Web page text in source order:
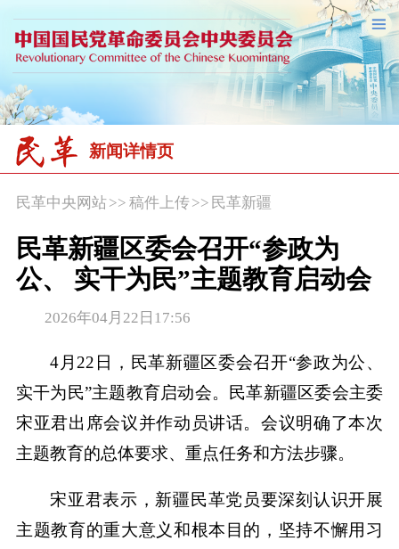
新闻详情页
民革中央网站>> 稿件上传 >> 民革新疆
民革新疆区委会召开“参政为
公、 实干为民”主题教育启动会
2026年04月22日17:56
4月22日，民革新疆区委会召开“参政为公、
实干为民”主题教育启动会。民革新疆区委会主委
宋亚君出席会议并作动员讲话。会议明确了本次
主题教育的总体要求、重点任务和方法步骤。
宋亚君表示，新疆民革党员要深刻认识开展
主题教育的重大意义和根本目的，坚持不懈用习